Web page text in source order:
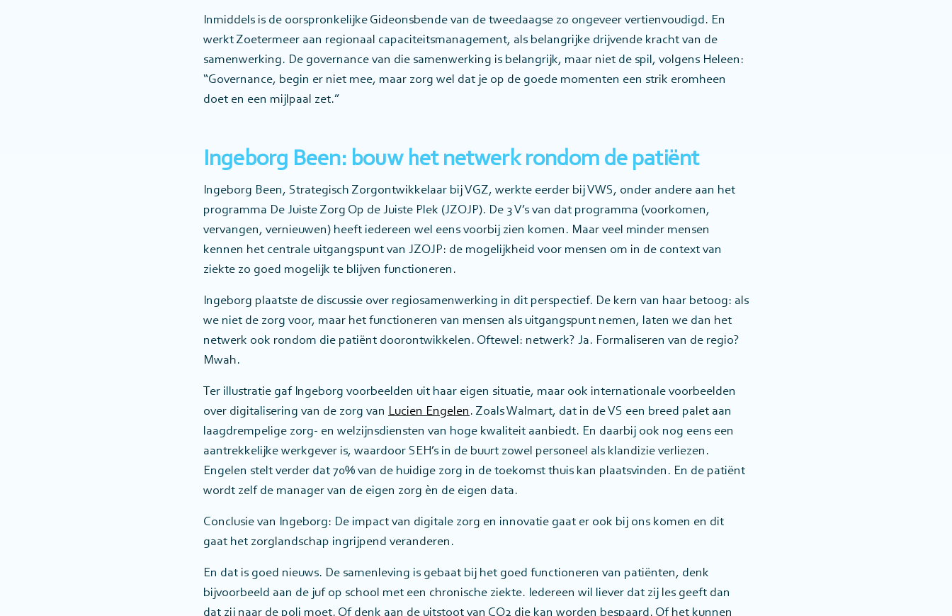
Inmiddels is de oorspronkelijke Gideonsbende van de tweedaagse zo ongeveer vertienvoudigd. En
werkt Zoetermeer aan regionaal capaciteitsmanagement, als belangrijke drijvende kracht van de
samenwerking. De governance van die samenwerking is belangrijk, maar niet de spil, volgens Heleen:
“Governance, begin er niet mee, maar zorg wel dat je op de goede momenten een strik eromheen
doet en een mijlpaal zet.”
Ingeborg Been: bouw het netwerk rondom de patiënt
Ingeborg Been, Strategisch Zorgontwikkelaar bij VGZ, werkte eerder bij VWS, onder andere aan het
programma De Juiste Zorg Op de Juiste Plek (JZOJP). De 3 V’s van dat programma (voorkomen,
vervangen, vernieuwen) heeft iedereen wel eens voorbij zien komen. Maar veel minder mensen
kennen het centrale uitgangspunt van JZOJP: de mogelijkheid voor mensen om in de context van
ziekte zo goed mogelijk te blijven functioneren.
Ingeborg plaatste de discussie over regiosamenwerking in dit perspectief. De kern van haar betoog: als
we niet de zorg voor, maar het functioneren van mensen als uitgangspunt nemen, laten we dan het
netwerk ook rondom die patiënt doorontwikkelen. Oftewel: netwerk? Ja. Formaliseren van de regio?
Mwah.
Ter illustratie gaf Ingeborg voorbeelden uit haar eigen situatie, maar ook internationale voorbeelden
over digitalisering van de zorg van Lucien Engelen . Zoals Walmart, dat in de VS een breed palet aan
laagdrempelige zorg- en welzijnsdiensten van hoge kwaliteit aanbiedt. En daarbij ook nog eens een
aantrekkelijke werkgever is, waardoor SEH’s in de buurt zowel personeel als klandizie verliezen.
Engelen stelt verder dat 70% van de huidige zorg in de toekomst thuis kan plaatsvinden. En de patiënt
wordt zelf de manager van de eigen zorg èn de eigen data.
Conclusie van Ingeborg: De impact van digitale zorg en innovatie gaat er ook bij ons komen en dit
gaat het zorglandschap ingrijpend veranderen.
En dat is goed nieuws. De samenleving is gebaat bij het goed functioneren van patiënten, denk
bijvoorbeeld aan de juf op school met een chronische ziekte. Iedereen wil liever dat zij les geeft dan
dat zij naar de poli moet. Of denk aan de uitstoot van CO2 die kan worden bespaard. Of het kunnen